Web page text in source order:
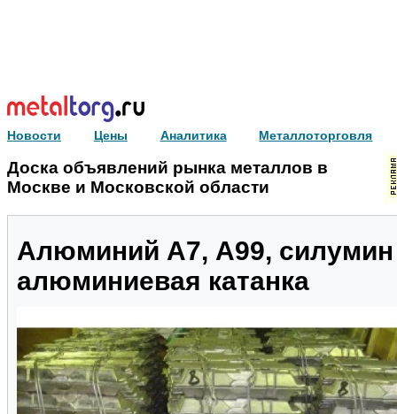
Новости Цены Аналитика Металлоторговля
Доска объявлений рынка металлов в
Москве и Московской области
Алюминий А7, А99, силумин
алюминиевая катанка